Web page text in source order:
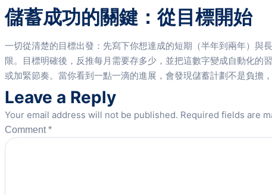
儲蓄成功的關鍵：從目標開始
一切從清楚的目標出發：先寫下你想達成的短期（半年到兩年）與
限。目標明確後，反推每月需要存多少，並把這數字變成自動化的
或加緊節奏。當你看到一點一滴的進展，會發現儲蓄計劃不是負擔
Leave a Reply
Your email address will not be published. Required fields are
Comment*